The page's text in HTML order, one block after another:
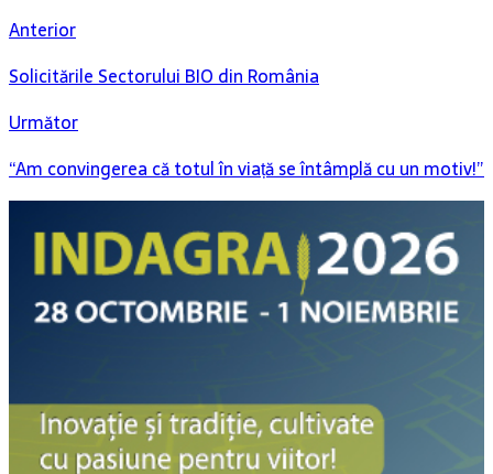
Anterior
Solicitările Sectorului BIO din România
Următor
“Am convingerea că totul în viață se întâmplă cu un motiv!”